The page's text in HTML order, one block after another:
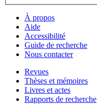
À propos
Aide
Accessibilité
Guide de recherche
Nous contacter
Revues
Thèses et mémoires
Livres et actes
Rapports de recherche